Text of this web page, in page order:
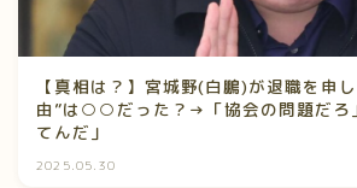
【真相は？】宮城野(白鵬)が退職を申
由”は○○だった？→「協会の問題だろ
てんだ」
2025.05.30